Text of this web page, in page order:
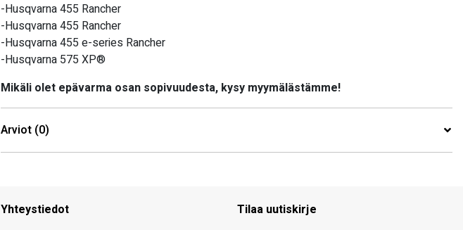
-Husqvarna 455 Rancher
-Husqvarna 455 Rancher
-Husqvarna 455 e-series Rancher
-Husqvarna 575 XP®
Mikäli olet epävarma osan sopivuudesta, kysy myymälästämme!
Arviot (0)
Yhteystiedot
Tilaa uutiskirje